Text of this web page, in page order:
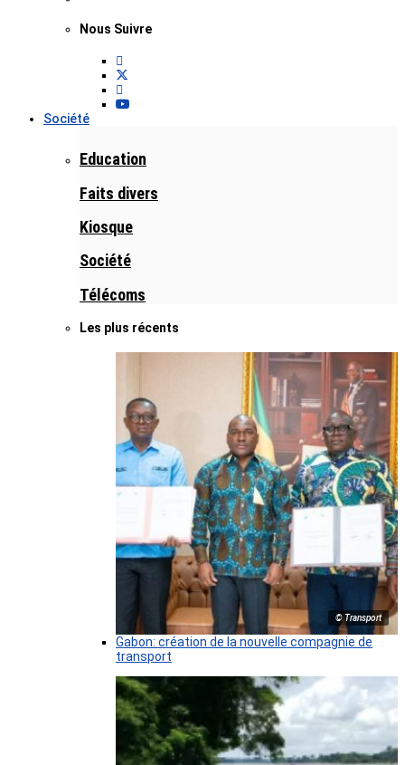
Nous Suivre
Société
Education
Faits divers
Kiosque
Société
Télécoms
Les plus récents
© Transport
Gabon: création de la nouvelle compagnie de
transport